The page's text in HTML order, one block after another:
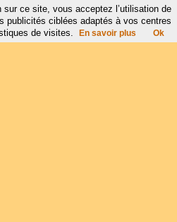
sur ce site, vous acceptez l’utilisation de
publicités ciblées adaptés à vos centres
de visites.
En savoir plus Ok